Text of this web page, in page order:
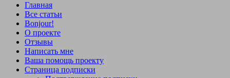
Главная
Все статьи
Bonjour!
О проекте
Отзывы
Написать мне
Ваша помощь проекту
Страница подписки